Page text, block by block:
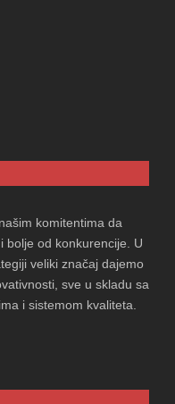
komitentima da
bolje od konkurencije. U
veliki značaj dajemo
sve u skladu sa
i sistemom kvaliteta.